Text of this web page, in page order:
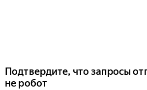
Подтвердите, что запросы
не робот